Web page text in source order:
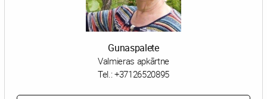
Gunaspalete
Valmieras apkārtne
Tel.: +37126520895